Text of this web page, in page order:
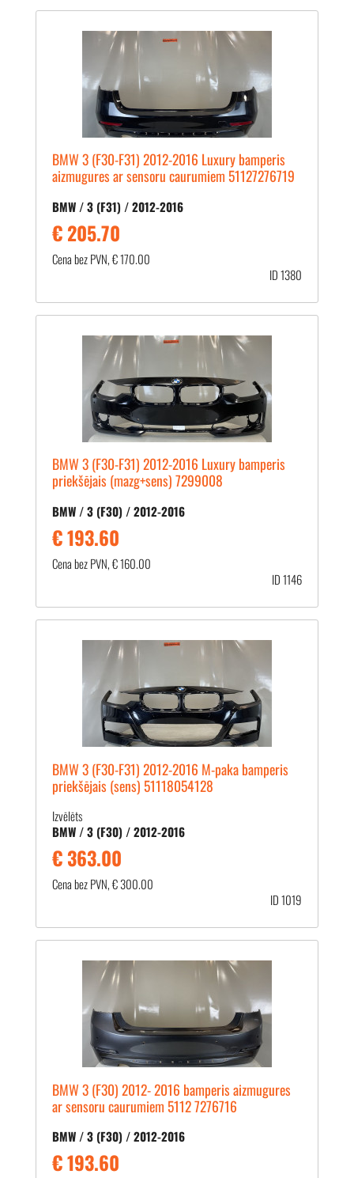
BMW 3 (F30-F31) 2012-2016 Luxury bamperis
aizmugures ar sensoru caurumiem 51127276719
BMW / 3 (F31) / 2012-2016
€ 205.70
Cena bez PVN, € 170.00
ID 1380
BMW 3 (F30-F31) 2012-2016 Luxury bamperis
priekšējais (mazg+sens) 7299008
BMW / 3 (F30) / 2012-2016
€ 193.60
Cena bez PVN, € 160.00
ID 1146
BMW 3 (F30-F31) 2012-2016 M-paka bamperis
priekšējais (sens) 51118054128
Izvēlēts
BMW / 3 (F30) / 2012-2016
€ 363.00
Cena bez PVN, € 300.00
ID 1019
BMW 3 (F30) 2012- 2016 bamperis aizmugures
ar sensoru caurumiem 5112 7276716
BMW / 3 (F30) / 2012-2016
€ 193.60